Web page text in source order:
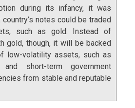
during its infancy, it was
notes could be traded
such as gold. Instead of
gold, though, it will be backed
low-volatility assets, such as
short-term government
from stable and reputable